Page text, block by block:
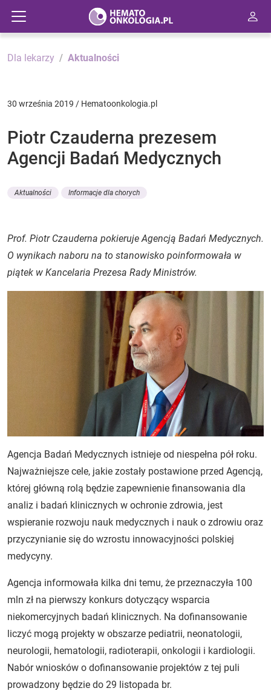
Dla lekarzy Aktualności
30 września 2019 / Hematoonkologia.pl
Piotr Czauderna prezesem
Agencji Badań Medycznych
Aktualności Informacje dla chorych
Prof. Piotr Czauderna pokieruje Agencją Badań Medycznych.
O wynikach naboru na to stanowisko poinformowała w
piątek w Kancelaria Prezesa Rady Ministrów.
Agencja Badań Medycznych istnieje od niespełna pół roku.
Najważniejsze cele, jakie zostały postawione przed Agencją,
której główną rolą będzie zapewnienie finansowania dla
analiz i badań klinicznych w ochronie zdrowia, jest
wspieranie rozwoju nauk medycznych i nauk o zdrowiu oraz
przyczynianie się do wzrostu innowacyjności polskiej
medycyny.
Agencja informowała kilka dni temu, że przeznaczyła 100
mln zł na pierwszy konkurs dotyczący wsparcia
niekomercyjnych badań klinicznych. Na dofinansowanie
liczyć mogą projekty w obszarze pediatrii, neonatologii,
neurologii, hematologii, radioterapii, onkologii i kardiologii.
Nabór wniosków o dofinansowanie projektów z tej puli
prowadzony będzie do 29 listopada br.